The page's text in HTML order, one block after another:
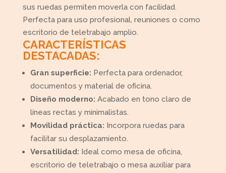
sus ruedas permiten moverla con facilidad.
Perfecta para uso profesional, reuniones o como
escritorio de teletrabajo amplio.
CARACTERÍSTICAS
DESTACADAS:
Gran superficie: Perfecta para ordenador,
documentos y material de oficina.
Diseño moderno: Acabado en tono claro de
líneas rectas y minimalistas.
Movilidad práctica: Incorpora ruedas para
facilitar su desplazamiento.
Versatilidad: Ideal como mesa de oficina,
escritorio de teletrabajo o mesa auxiliar para